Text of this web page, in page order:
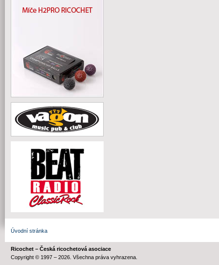
Úvodní stránka
Ricochet – Česká ricochetová asociace
Copyright © 1997 – 2026. Všechna práva vyhrazena.